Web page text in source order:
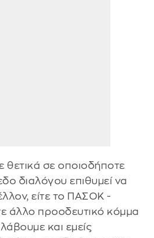
σε οποιοδήποτε
διαλόγου επιθυμεί να
είτε το ΠΑΣΟΚ -
άλλο προοδευτικό κόμμα
και εμείς